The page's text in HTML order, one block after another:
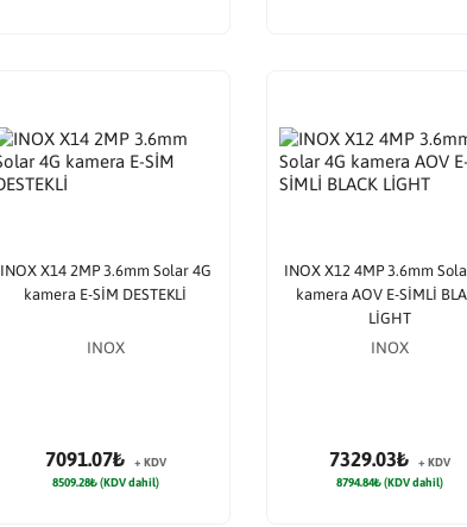
INOX X14 2MP 3.6mm Solar 4G
kamera E-SİM DESTEKLİ
INOX
7091.07₺
+ KDV
8509.28₺ (KDV dahil)
INOX X12 4MP 3.6mm
kamera AOV E-SİMLİ
LİGHT
INOX
7329.03₺
+ KDV
8794.84₺ (KDV dahil)